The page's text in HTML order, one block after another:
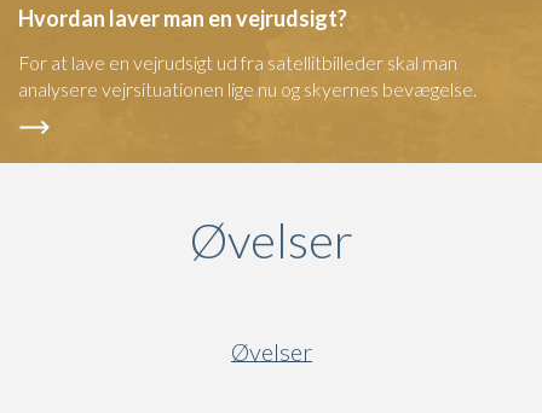
Hvordan laver man en vejrudsigt?
For at lave en vejrudsigt ud fra satellitbilleder skal man
analysere vejrsituationen lige nu og skyernes bevægelse.
Øvelser
Øvelser